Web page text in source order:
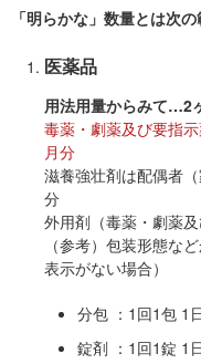
「明らかな」数量とは次
医薬品
用法用量からみて…2
毒薬・劇薬及び要指
月分
滋養強壮剤は配偶者
分
外用剤（毒薬・劇薬
（参考）包装形態な
表示がない場合）
分包 ：1回1包 1
錠剤 ：1回1錠 1